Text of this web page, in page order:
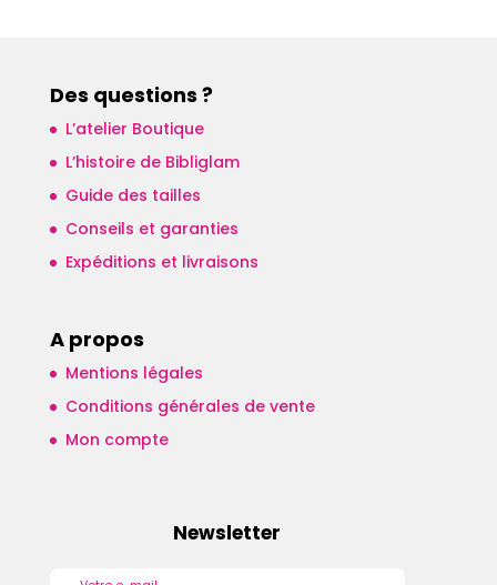
Des questions ?
L’atelier Boutique
L’histoire de Bibliglam
Guide des tailles
Conseils et garanties
Expéditions et livraisons
A propos
Mentions légales
Conditions générales de vente
Mon compte
Newsletter